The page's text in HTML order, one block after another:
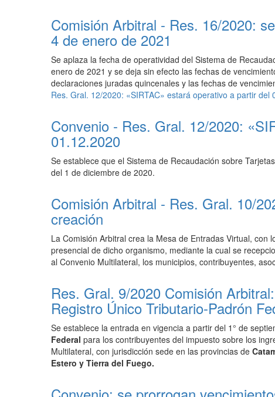
Comisión Arbitral - Res. 16/2020:
4 de enero de 2021
Se aplaza la fecha de operatividad del Sistema de
enero de 2021 y se deja sin efecto las fechas de
declaraciones juradas quincenales y las fechas de
Res. Gral. 12/2020: «SIRTAC» estará operativo a partir del
Convenio - Res. Gral. 12/2020:
01.12.2020
Se establece que el Sistema de Recaudación sobre
del 1 de diciembre de 2020.
Comisión Arbitral - Res. Gral. 10/
creación
La Comisión Arbitral crea la Mesa de Entradas Virtual,
presencial de dicho organismo, mediante la cual se
al Convenio Multilateral, los municipios, contribuyentes,
Res. Gral. 9/2020 Comisión
Registro Único Tributario-Padrón
Se establece la entrada en vigencia a partir del 1° de
Federal para los contribuyentes del impuesto sobre los
Multilateral, con jurisdicción sede en las provincias de
Estero y Tierra del Fuego.